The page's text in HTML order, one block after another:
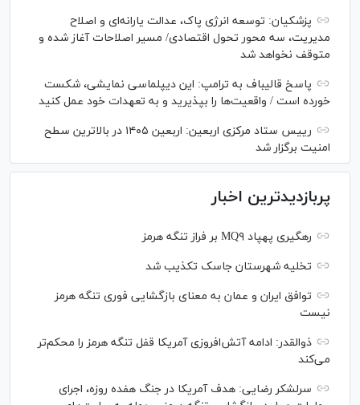
پزشکیان: توسعه انرژی پاک، عدالت یارانه‌ای و اصلاح
مدیریت، سه محور تحول اقتصادی/ مسیر اصلاحات آغاز شده و
متوقف نخواهد شد
پاسخ قالیباف به ترامپ: این دیپلماسی نمایشی، شکست
خورده است / واقعیت‌ها را بپذیرید و به تعهدات خود عمل کنید
رییس ستاد مرکزی اربعین: اربعین ۱۴۰۵ در بالاترین سطح
امنیت برگزار شد
پربازدیدترین اخبار
رهگیری پهپاد MQ۹ بر فراز تنگه هرمز
تخلیه شهرستان جاسک تکذیب شد
توافق ایران و عمان به معنای بازگشایی فوری تنگه هرمز
نیست
ذوالقدر: ادامه آتش‌افروزی آمریکا قفل تنگه هرمز را محکم‌تر
می‌کند
سرلشکر رضایی: هدف آمریکا در جنگ هفده روزه، اجرای